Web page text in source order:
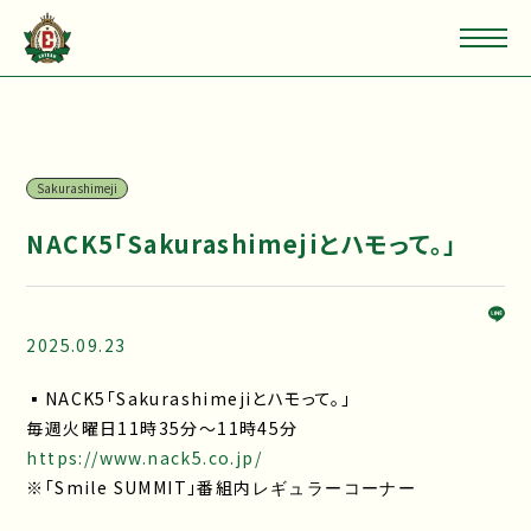
Sakurashimeji
NACK5「Sakurashimejiとハモって。」
2025.09.23
▪NACK5「Sakurashimejiとハモって。」
毎週火曜日11時35分～11時45分
https://www.nack5.co.jp/
※「Smile SUMMIT」番組内 レギュラーコーナー